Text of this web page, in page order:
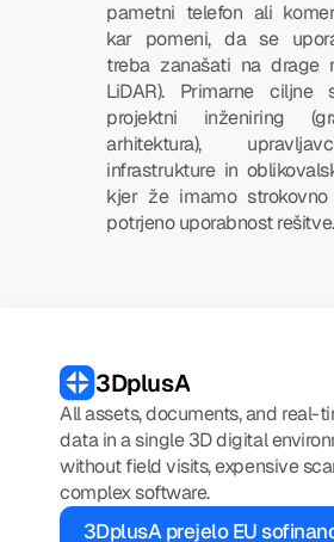
pametni telefon ali
kar pomeni, da se
treba zanašati na drage
LiDAR). Primarne ciljne
projektni inženiring
arhitektura),
infrastrukture in
kjer že imamo
potrjeno uporabnost rešitve.
3DplusA
All assets, documents, and real-
data in a single 3D digital
without field visits, expensive
complex software.
3DplusA prejelo EU